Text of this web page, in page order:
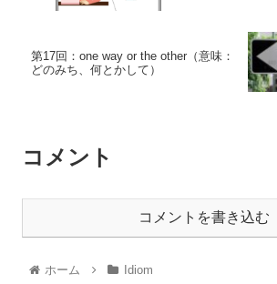
第17回：one way or the other（意味：
どのみち、何とかして）
コメント
コメントを書き込む
ホーム Idiom